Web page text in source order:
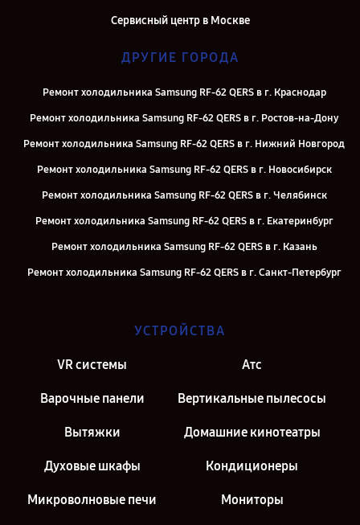
Сервисный центр в Москве
ДРУГИЕ ГОРОДА
Ремонт холодильника Samsung RF-62 QERS в г. Краснодар
Ремонт холодильника Samsung RF-62 QERS в г. Ростов-на-Дону
Ремонт холодильника Samsung RF-62 QERS в г. Нижний Новгород
Ремонт холодильника Samsung RF-62 QERS в г. Новосибирск
Ремонт холодильника Samsung RF-62 QERS в г. Челябинск
Ремонт холодильника Samsung RF-62 QERS в г. Екатеринбург
Ремонт холодильника Samsung RF-62 QERS в г. Казань
Ремонт холодильника Samsung RF-62 QERS в г. Санкт-Петербург
УСТРОЙСТВА
VR системы Атс
Варочные панели Вертикальные пылесосы
Вытяжки Домашние кинотеатры
Духовые шкафы Кондиционеры
Микроволновые печи Мониторы